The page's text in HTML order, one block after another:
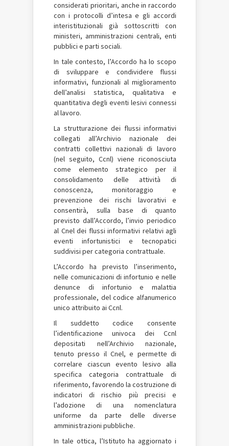
considerati prioritari, anche in raccordo
con i protocolli d’intesa e gli accordi
interistituzionali già sottoscritti con
ministeri, amministrazioni centrali, enti
pubblici e parti sociali.
In tale contesto, l’Accordo ha lo scopo
di sviluppare e condividere flussi
informativi, funzionali al miglioramento
dell’analisi statistica, qualitativa e
quantitativa degli eventi lesivi connessi
al lavoro.
La strutturazione dei flussi informativi
collegati all’Archivio nazionale dei
contratti collettivi nazionali di lavoro
(nel seguito, Ccnl) viene riconosciuta
come elemento strategico per il
consolidamento delle attività di
conoscenza, monitoraggio e
prevenzione dei rischi lavorativi e
consentirà, sulla base di quanto
previsto dall’Accordo, l’invio periodico
al Cnel dei flussi informativi relativi agli
eventi infortunistici e tecnopatici
suddivisi per categoria contrattuale.
L’Accordo ha previsto l’inserimento,
nelle comunicazioni di infortunio e nelle
denunce di infortunio e malattia
professionale, del codice alfanumerico
unico attribuito ai Ccnl.
Il suddetto codice consente
l’identificazione univoca dei Ccnl
depositati nell’Archivio nazionale,
tenuto presso il Cnel, e permette di
correlare ciascun evento lesivo alla
specifica categoria contrattuale di
riferimento, favorendo la costruzione di
indicatori di rischio più precisi e
l’adozione di una nomenclatura
uniforme da parte delle diverse
amministrazioni pubbliche.
In tale ottica, l’Istituto ha aggiornato i